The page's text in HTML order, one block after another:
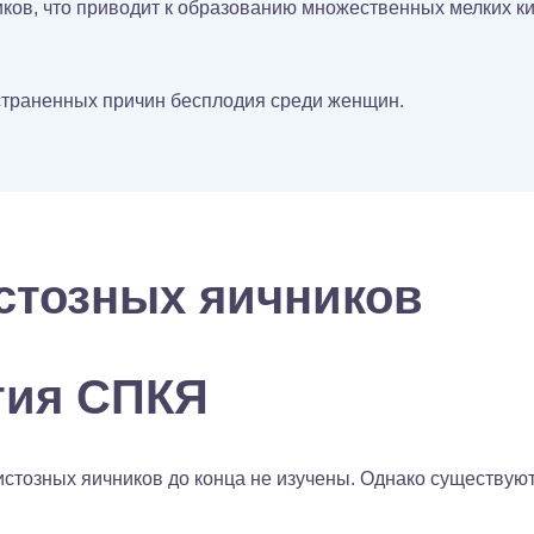
что приводит к образованию множественных мелких
причин бесплодия среди женщин.
яичников
СПКЯ
яичников до конца не изучены. Однако